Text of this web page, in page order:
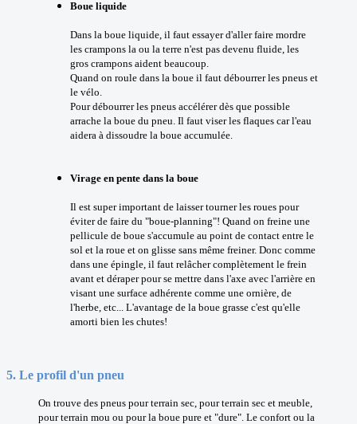
Boue liquide
Dans la boue liquide, il faut essayer d'aller faire mordre
les crampons la ou la terre n'est pas devenu fluide, les
gros crampons aident beaucoup.
Quand on roule dans la boue il faut débourrer les pneus et
le vélo.
Pour débourrer les pneus accélérer dès que possible
arrache la boue du pneu. Il faut viser les flaques car l'eau
aidera à dissoudre la boue accumulée.
Virage en pente dans la boue
Il est super important de laisser tourner les roues pour
éviter de faire du "boue-planning"! Quand on freine une
pellicule de boue s'accumule au point de contact entre le
sol et la roue et on glisse sans même freiner. Donc comme
dans une épingle, il faut relâcher complètement le frein
avant et déraper pour se mettre dans l'axe avec l'arrière en
visant une surface adhérente comme une ornière, de
l'herbe, etc... L'avantage de la boue grasse c'est qu'elle
amorti bien les chutes!
5. Le profil d'un pneu
On trouve des pneus pour terrain sec, pour terrain sec et meuble,
pour terrain mou ou pour la boue pure et "dure". Le confort ou la